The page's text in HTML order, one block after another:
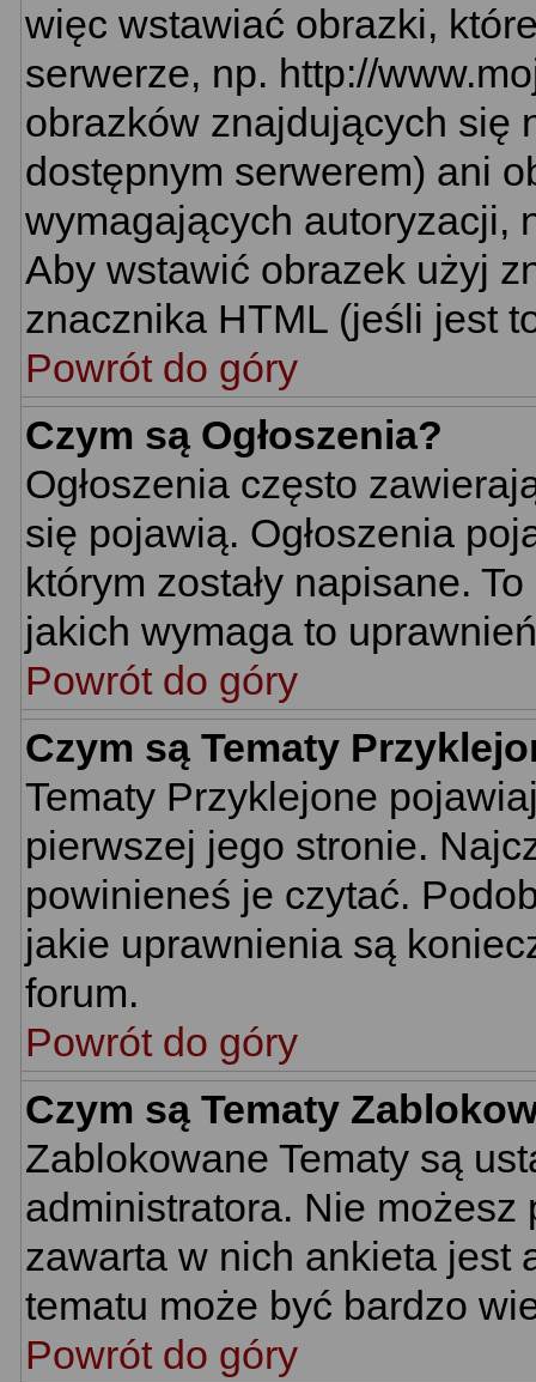
więc wstawiać obrazki,
serwerze, np. http://
obrazków znajdujących się
dostępnym serwerem) ani
wymagających autoryzacji,
Aby wstawić obrazek użyj
znacznika HTML (jeśli jest
Powrót do góry
Czym są Ogłoszenia?
Ogłoszenia często
się pojawią. Ogłoszenia
którym zostały napisane.
jakich wymaga to
Powrót do góry
Czym są Tematy
Tematy Przyklejone
pierwszej jego stronie.
powinieneś je czytać.
jakie uprawnienia są
forum.
Powrót do góry
Czym są Tematy
Zablokowane Tematy są
administratora. Nie
zawarta w nich ankieta jest
tematu może być bardzo
Powrót do góry